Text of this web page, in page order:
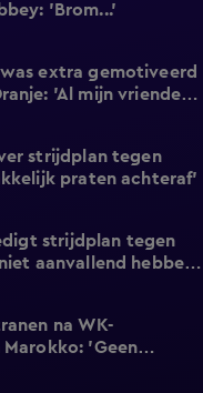
'Brom...'
was extra gemotiveerd
'Al mijn vrienden
strijdplan tegen
praten achteraf'
strijdplan tegen
aanvallend hebben
na WK-
'Geen
gehouden'